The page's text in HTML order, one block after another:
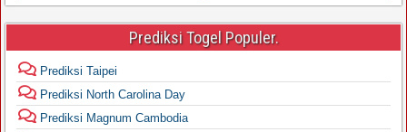
Prediksi Togel Populer.
Prediksi Taipei
Prediksi North Carolina Day
Prediksi Magnum Cambodia